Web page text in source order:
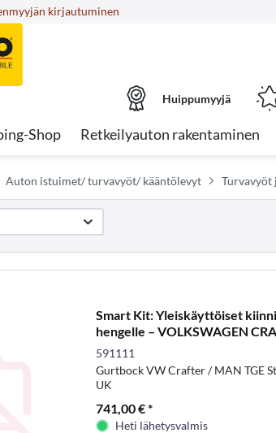
kirjautuminen
Huippumyyjä
Shop Retkeilyauton rakentaminen
Auton istuimet/ turvavyöt/ kääntölevyt Turvavyöt
Smart Kit: Yleiskäyttöiset
hengelle – VOLKSWAGEN
591111
Gurtbock VW Crafter / MAN TGE
UK
741,00 € *
Heti lähetysvalmis